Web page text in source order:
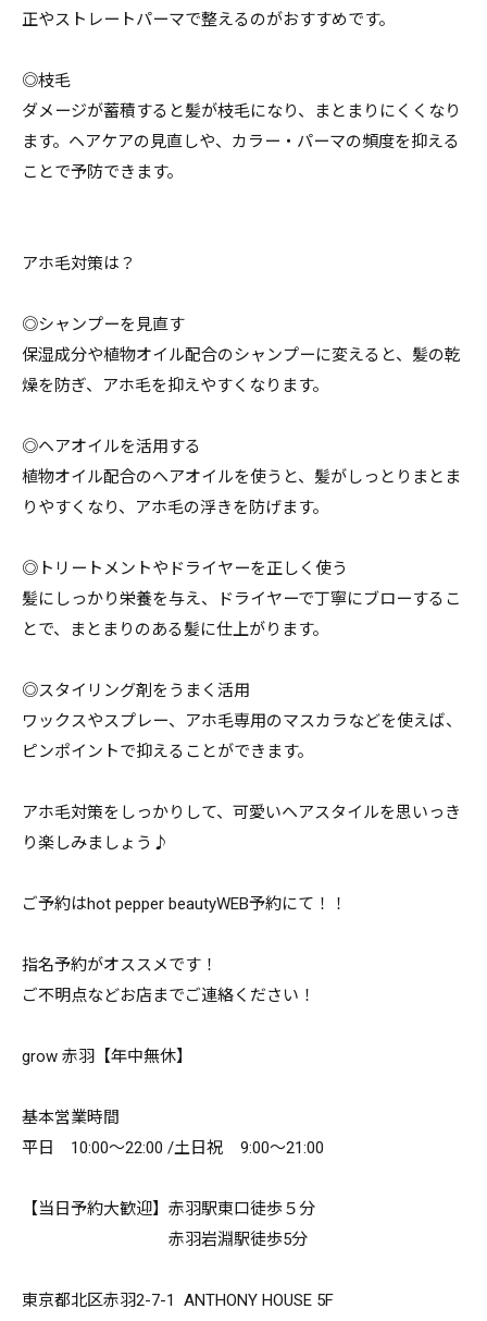
正やストレートパーマで整えるのがおすすめです。
◎枝毛
ダメージが蓄積すると髪が枝毛になり、まとまりにくくなり
ます。ヘアケアの見直しや、カラー・パーマの頻度を抑える
ことで予防できます。
アホ毛対策は？
◎シャンプーを見直す
保湿成分や植物オイル配合のシャンプーに変えると、髪の乾
燥を防ぎ、アホ毛を抑えやすくなります。
◎ヘアオイルを活用する
植物オイル配合のヘアオイルを使うと、髪がしっとりまとま
りやすくなり、アホ毛の浮きを防げます。
◎トリートメントやドライヤーを正しく使う
髪にしっかり栄養を与え、ドライヤーで丁寧にブローするこ
とで、まとまりのある髪に仕上がります。
◎スタイリング剤をうまく活用
ワックスやスプレー、アホ毛専用のマスカラなどを使えば、
ピンポイントで抑えることができます。
アホ毛対策をしっかりして、可愛いヘアスタイルを思いっき
り楽しみましょう♪
ご予約はhot pepper beautyWEB予約にて！！
指名予約がオススメです！
ご不明点などお店までご連絡ください！
grow 赤羽【年中無休】
基本営業時間
平日 10:00～22:00 /土日祝 9:00～21:00
【当日予約大歓迎】赤羽駅東口徒歩５分
赤羽岩淵駅徒歩5分
東京都北区赤羽2-7-1 ANTHONY HOUSE 5F